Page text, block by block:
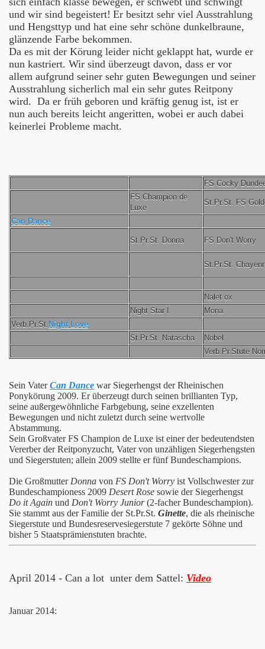
und wir sind begeistert! Er besitzt sehr viel Ausstrahlung
und Hengsttyp und hat eine sehr schöne dunkelbraune,
glänzende Farbe bekommen.
Da es mit der Körung leider nicht geklappt hat, wurde er
nun kastriert. Wir sind überzeugt davon, dass er vor
allem aufgrund seiner sehr guten Bewegungen und seiner
Ausstrahlung sicherlich mal ein sehr gutes Reitpony
wird. Da er früh geboren und kräftig genug ist, ist er
nun auch bereits leicht angeritten, wobei er auch dabei
keinerlei Probleme macht.
FS Cocky
FS Champion de
Luxe
St.Pr.St. FS
Can Dance
St.Pr.St. Donna FS Don't Worry
St.Pr.St.
Nalet ox
Night Star I
Mona
Verb.Pr.St. Night Love
St.Pr.St. Natascha
Nobel
Verb.Pr.Stute
Sein VaterCan Dance war Siegerhengst der Rheinischen
Ponykörung 2009. Er überzeugt durch seinen brillianten Typ,
seine außergewöhnliche Farbgebung, seine exzellenten
Bewegungen und nicht zuletzt durch seine wertvolle
Abstammung.
Sein Großvater FS Champion de Luxe ist einer der bedeutendsten
Vererber der Reitponyzucht, Vater von unzähligen Siegerhengsten
und Siegerstuten; allein 2009 stellte er fünf Bundeschampions.
Die Großmutter Donna von FS Don't Worry ist Vollschwester zur
Bundeschampioness 2009 Desert Rose sowie der Siegerhengst
Do it Again und Don't Worry Junior(2-facher Bundeschampion).
Sie stammt aus der Familie der St.Pr.St. Ginette, die als rheinische
Siegerstute und Bundesreservesiegerstute 7 gekörte Söhne und
bisher 5 Staatsprämienstuten brachte.
April 2014 - Can a lot unter dem Sattel: Video
Januar 2014: